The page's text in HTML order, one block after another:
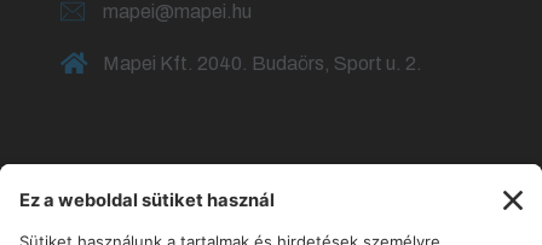
mapei@mapei.hu
Mapei Kft. 2040. Budaörs, Sport u. 2.